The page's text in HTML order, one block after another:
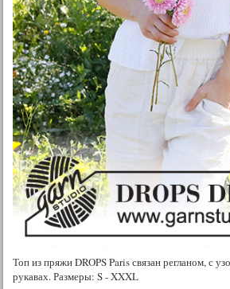
Топ из пряжи DROPS Paris связан регланом, с
рукавах. Размеры: S - XXXL